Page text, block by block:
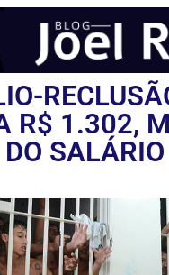
R$ 1.302,